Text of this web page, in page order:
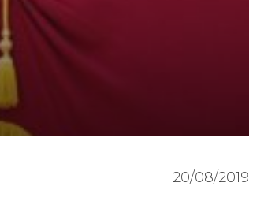
20/08/2019